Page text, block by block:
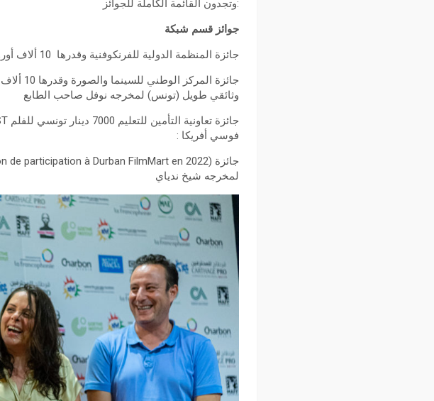
:وتجدون القائمة الكاملة للجوائز
جوائز قسم شبكة
جائزة المنظمة الدولية للفرنكوفنية وقدرها 10 ألاف أورو فاز بها شريط دونقا وهو فيلم وثائقي طويل (ليبيا) لمخرجه مهند الأمين-
وثائقي طويل (تونس) لمخرجه نوفل صاحب الطابع
فوسي أفريكا :
لمخرجه شيخ ندياي